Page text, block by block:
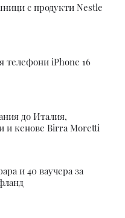
с продукти Nestle
телефони iPhone 16
до Италия,
и кенове Birra Moretti
и 40 ваучера за